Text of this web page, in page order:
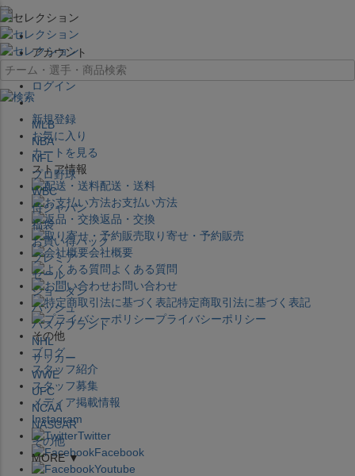
×
アカウント
ログイン
新規登録
お気に入り
カートを見る
ストア情報
配送・送料
お支払い方法
返品・交換
取り寄せ・予約販売
会社概要
よくある質問
お問い合わせ
特定商取引法に基づく表記
プライバシーポリシー
その他
ブログ
スタッフ紹介
スタッフ募集
メディア掲載情報
Instagram
Twitter
Facebook
Youtube
MLB
NBA
NFL
プロ野球
WBC
侍ジャパン
福袋
お買い得パック
プレミア
セール
ジョーダン
バッシュ
バスケブランド
NHL
サッカー
WWE
UFC
NCAA
NASCAR
その他
MORE ▼